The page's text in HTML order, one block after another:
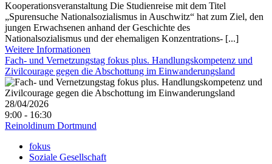
Kooperationsveranstaltung Die Studienreise mit dem Titel
„Spurensuche Nationalsozialismus in Auschwitz“ hat zum Ziel, den
jungen Erwachsenen anhand der Geschichte des
Nationalsozialismus und der ehemaligen Konzentrations- [...]
Weitere Informationen
Fach- und Vernetzungstag fokus plus. Handlungskompetenz und
Zivilcourage gegen die Abschottung im Einwanderungsland
28/04/2026
9:00 - 16:30
Reinoldinum Dortmund
fokus
Soziale Gesellschaft